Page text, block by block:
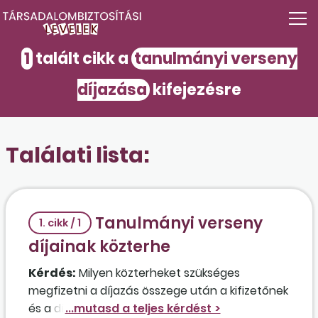
1talált cikk a tanulmányi verseny
díjazásakifejezésre
Találati lista:
1. cikk / 1
Tanulmányi verseny
díjainak közterhe
Kérdés: Milyen közterheket szükséges
megfizetni a díjazás összege után a kifizetőnek
és a díjazottnak, illetve van-e arra lehetőség,